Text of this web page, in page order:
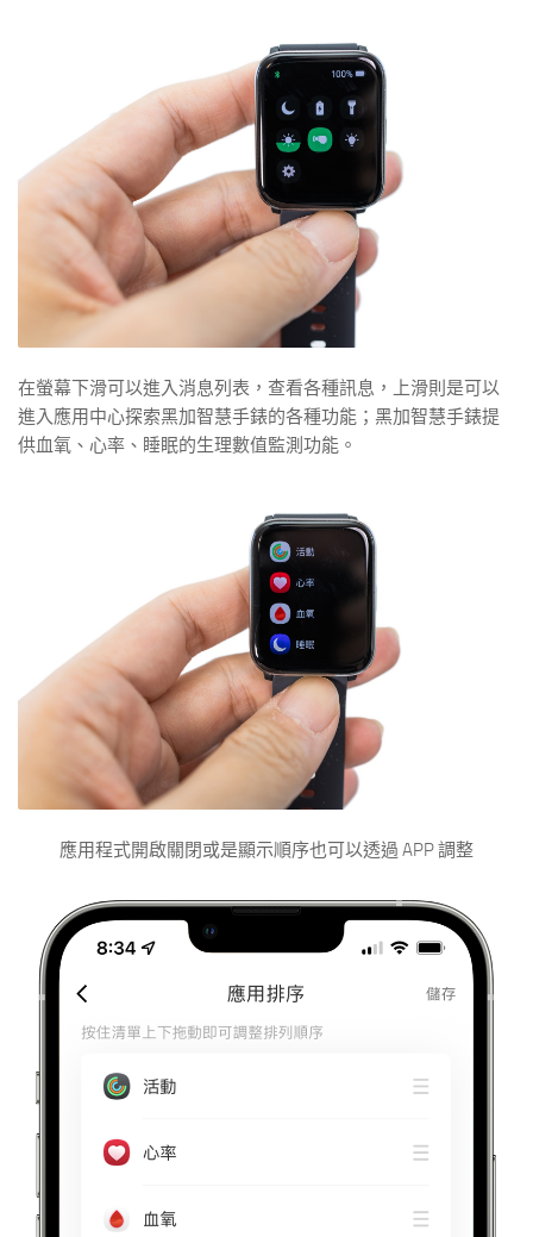
在螢幕下滑可以進入消息列表，查看各種訊息，上滑則是可以
進入應用中心探索黑加智慧手錶的各種功能；黑加智慧手錶提
供血氧、心率、睡眠的生理數值監測功能。
應用程式開啟關閉或是顯示順序也可以透過 APP 調整